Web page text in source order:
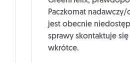
Paczkomat
jest obecnie
sprawy skontaktuje się
wkrótce.